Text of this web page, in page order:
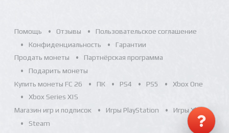
Помощь Отзывы
Пользовательское соглашение
Конфиденциальность
Гарантии
Продать монеты
Партнёрская программа
Подарить монеты
Купить монеты FC 26
ПК PS4 PS5
Xbox One
Xbox Series X|S
Магазин игр и подписок
Игры PlayStation
Игры Xbox
Steam